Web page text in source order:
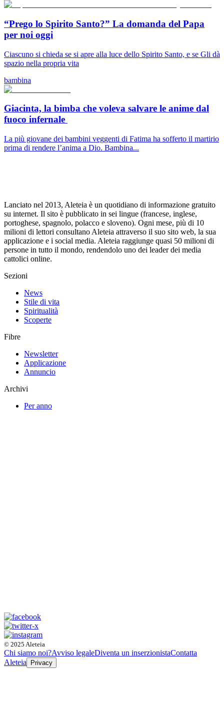
“Prego lo Spirito Santo?” La domanda del Papa
per noi oggi
Ciascuno si chieda se si apre alla luce dello Spirito Santo, e se Gli dà
spazio nella propria vita
bambina
Giacinta, la bimba che voleva salvare le anime dal
fuoco infernale
La più giovane dei bambini veggenti di Fatima ha sofferto il martirio
prima di rendere l’anima a Dio. Bambina...
Lanciato nel 2013, Aleteia è un quotidiano di informazione gratuito
su internet. Il sito è pubblicato in sei lingue (francese, inglese,
portoghese, spagnolo, polacco e sloveno). Ogni mese, più di 10
milioni di lettori consultano Aleteia attraverso il suo sito web, la sua
applicazione e i social media. Aleteia raggiunge quasi 50 milioni di
persone in tutto il mondo, rendendolo uno dei leader dei media
cattolici online.
Sezioni
News
Stile di vita
Spiritualità
Scoperte
Fibre
Newsletter
Applicazione
Annuncio
Archivi
Per anno
© 2025 Aleteia
Chi siamo noi?Avviso legaleDiventa un inserzionistaContatta
Aleteia
Privacy